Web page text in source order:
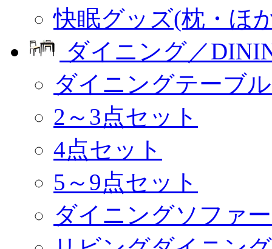
快眠グッズ(枕・ほ
ダイニング／
ダイニングテーブ
2～3点セット
4点セット
5～9点セット
ダイニングソファ